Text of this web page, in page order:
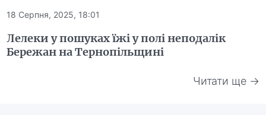
18 Серпня, 2025, 18:01
Лелеки у пошуках їжі у полі неподалік
Бережан на Тернопільщині
Читати ще →